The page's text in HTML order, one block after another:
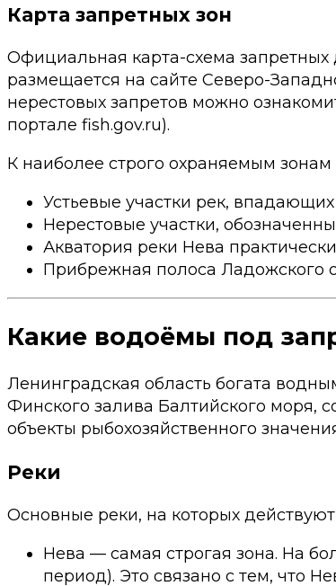
Карта запретных зон
Официальная карта-схема запретных
размещается на сайте Северо-
нерестовых запретов можно
портале fish.gov.ru).
К наиболее строго охраняемым зонам
Устьевые участки рек,
Нерестовые участки,
Акватория реки Нева
Прибрежная полоса Ладожского
Какие водоёмы под
Ленинградская область богата
Финского залива Балтийского моря,
объекты рыбохозяйственного
Реки
Основные реки, на которых
Нева — самая строгая зона. На
период). Это связано с тем, что